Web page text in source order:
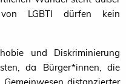
von LGBTI dürfen kein
und Diskriminierung
da Bürger*innen, die